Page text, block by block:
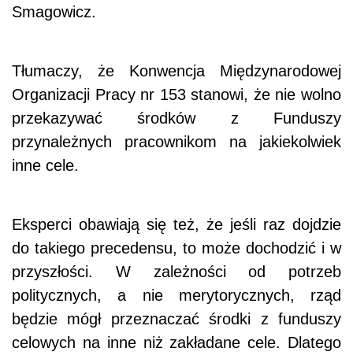
Smagowicz.
Tłumaczy, że Konwencja Międzynarodowej
Organizacji Pracy nr 153 stanowi, że nie wolno
przekazywać środków z Funduszy
przynależnych pracownikom na jakiekolwiek
inne cele.
Eksperci obawiają się też, że jeśli raz dojdzie
do takiego precedensu, to może dochodzić i w
przyszłości. W zależności od potrzeb
politycznych, a nie merytorycznych, rząd
będzie mógł przeznaczać środki z funduszy
celowych na inne niż zakładane cele. Dlatego